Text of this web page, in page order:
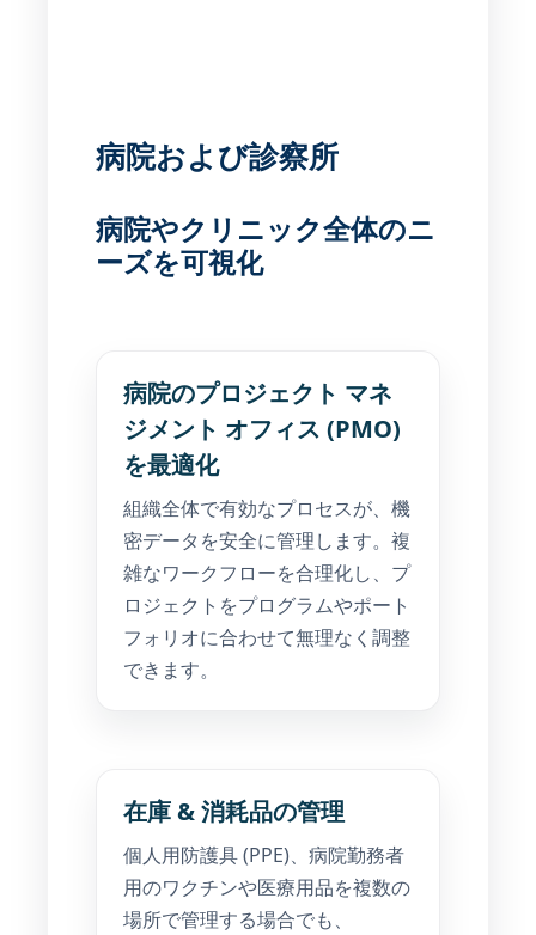
病院および診察所
病院やクリニック全体のニ
ーズを可視化
病院のプロジェクト マネ
ジメント オフィス (PMO)
を最適化
組織全体で有効なプロセスが、機
密データを安全に管理します。複
雑なワークフローを合理化し、プ
ロジェクトをプログラムやポート
フォリオに合わせて無理なく調整
できます。
在庫 & 消耗品の管理
個人用防護具 (PPE)、病院勤務者
用のワクチンや医療用品を複数の
場所で管理する場合でも、